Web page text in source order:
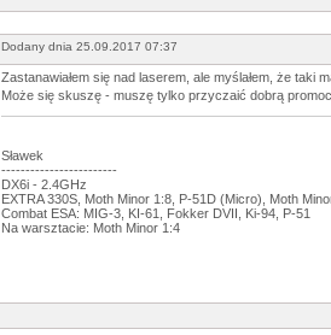
Dodany dnia 25.09.2017 07:37
Zastanawiałem się nad laserem, ale myślałem, że taki
Może się skuszę - muszę tylko przyczaić dobrą
Sławek
------------------------
DX6i - 2.4GHz
EXTRA 330S, Moth Minor 1:8, P-51D (Micro), Moth
Combat ESA: MIG-3, KI-61, Fokker DVII, Ki-94, P-51
Na warsztacie: Moth Minor 1:4